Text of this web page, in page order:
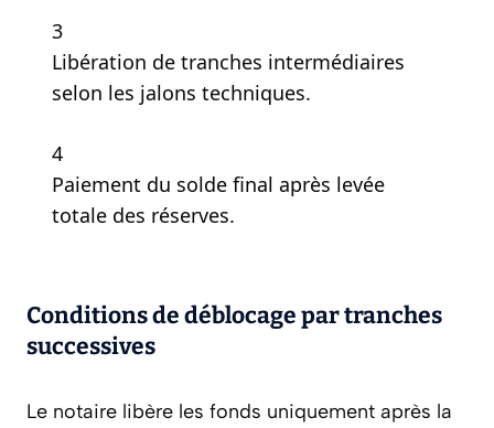
3
Libération de tranches intermédiaires
selon les jalons techniques.
4
Paiement du solde final après levée
totale des réserves.
Conditions de déblocage par tranches
successives
Le notaire libère les fonds uniquement après la